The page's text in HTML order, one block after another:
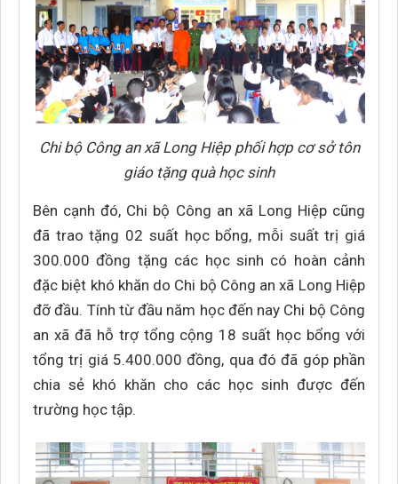
Chi bộ Công an xã Long Hiệp phối hợp cơ sở tôn
giáo tặng quà học sinh
Bên cạnh đó, Chi bộ Công an xã Long Hiệp cũng
đã trao tặng 02 suất học bổng, mỗi suất trị giá
300.000 đồng tặng các học sinh có hoàn cảnh
đặc biệt khó khăn do Chi bộ Công an xã Long Hiệp
đỡ đầu. Tính từ đầu năm học đến nay Chi bộ Công
an xã đã hỗ trợ tổng cộng 18 suất học bổng với
tổng trị giá 5.400.000 đồng, qua đó đã góp phần
chia sẻ khó khăn cho các học sinh được đến
trường học tập.